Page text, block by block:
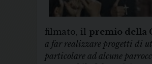
filmato, il premio della
a far realizzare progetti di
particolare ad alcune